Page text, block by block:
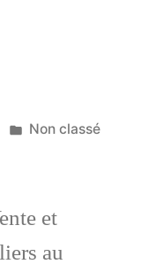
Publié
Non classé
et
au